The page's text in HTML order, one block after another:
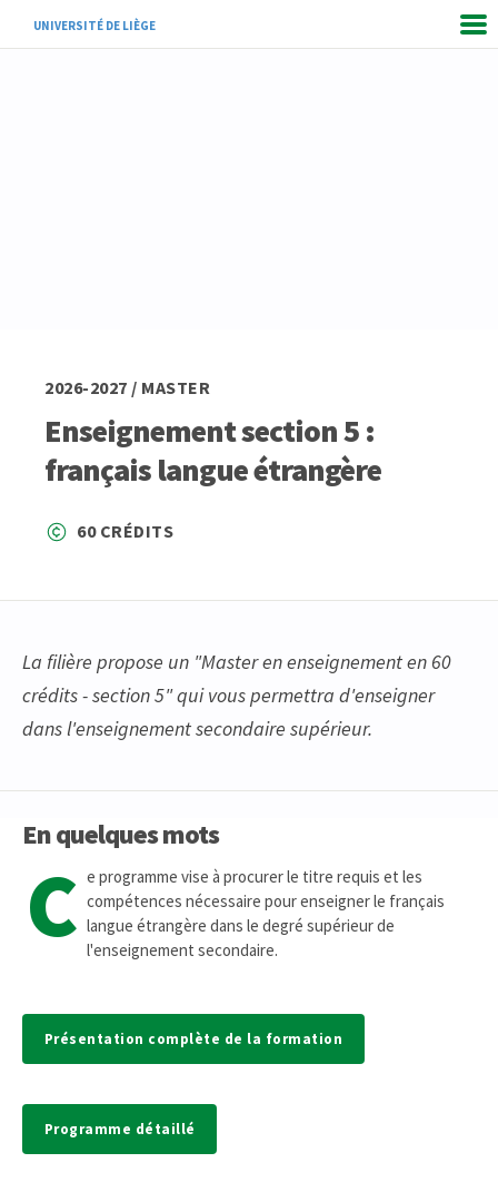
UNIVERSITÉ DE LIÈGE
2026-2027 / MASTER
Enseignement section 5 :
français langue étrangère
60 CRÉDITS
La filière propose un "Master en enseignement en 60
crédits - section 5" qui vous permettra d'enseigner
dans l'enseignement secondaire supérieur.
En quelques mots
C e programme vise à procurer le titre requis et les
compétences nécessaire pour enseigner le français
langue étrangère dans le degré supérieur de
l'enseignement secondaire.
Présentation complète de la formation
Programme détaillé